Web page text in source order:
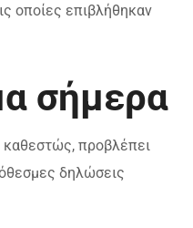
οποίες επιβλήθηκαν
σήμερα
καθεστώς, προβλέπει
δηλώσεις